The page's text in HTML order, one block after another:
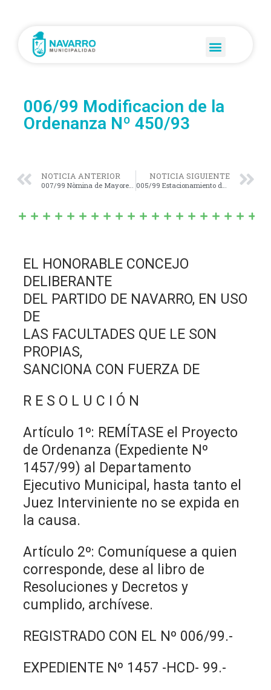
006/99 Modificacion de la
Ordenanza Nº 450/93
NOTICIA ANTERIOR
007/99 Nòmina de Mayores Contribuyentes
NOTICIA SIGUIENTE
005/99 Estacionamiento de vehiculos
EL HONORABLE CONCEJO
DELIBERANTE
DEL PARTIDO DE NAVARRO, EN USO
DE
LAS FACULTADES QUE LE SON
PROPIAS,
SANCIONA CON FUERZA DE
R E S O L U C I Ó N
Artículo 1º: REMÍTASE el Proyecto
de Ordenanza (Expediente Nº
1457/99) al Departamento
Ejecutivo Municipal, hasta tanto el
Juez Interviniente no se expida en
la causa.
Artículo 2º: Comuníquese a quien
corresponde, dese al libro de
Resoluciones y Decretos y
cumplido, archívese.
REGISTRADO CON EL Nº 006/99.-
EXPEDIENTE Nº 1457 -HCD- 99.-